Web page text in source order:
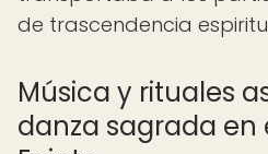
de trascendencia
Música y rituales
danza sagrada en